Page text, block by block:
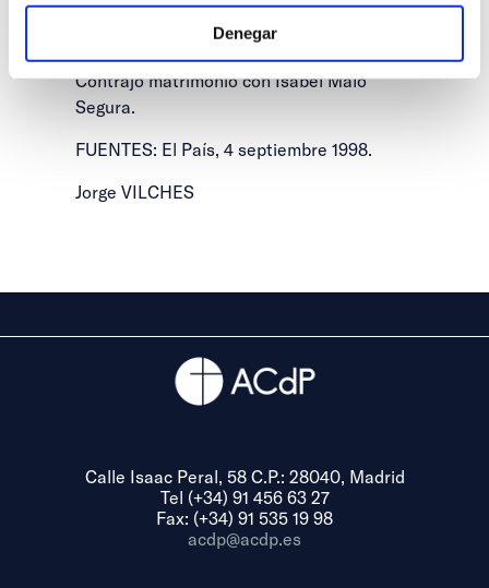
Denegar
Skol Club. Un premio de Periodismo lleva
Contrajo matrimonio con Isabel Malo
Segura.
FUENTES: El País, 4 septiembre 1998.
Jorge VILCHES
Calle Isaac Peral, 58 C.P.: 28040, Madrid
Tel (+34) 91 456 63 27
Fax: (+34) 91 535 19 98
acdp@acdp.es